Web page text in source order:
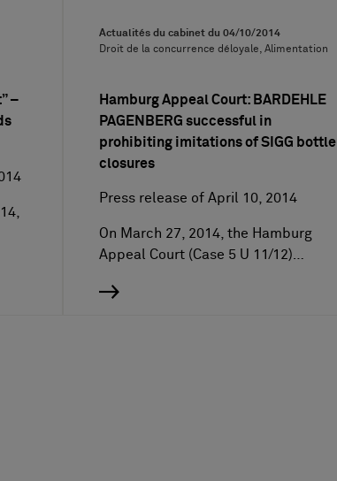
–
Actualités du cabinet du 04/10/2014
Droit de la concurrence déloyale, Alimentation
Hamburg Appeal Court: BARDEHLE
PAGENBERG successful in
prohibiting imitations of SIGG bottle
closures
Press release of April 10, 2014
On March 27, 2014, the Hamburg
Appeal Court (Case 5 U 11/12)…